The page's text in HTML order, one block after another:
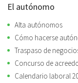
El autónomo
Alta autónomos
Cómo hacerse
Traspaso de
Concurso de
Calendario laboral